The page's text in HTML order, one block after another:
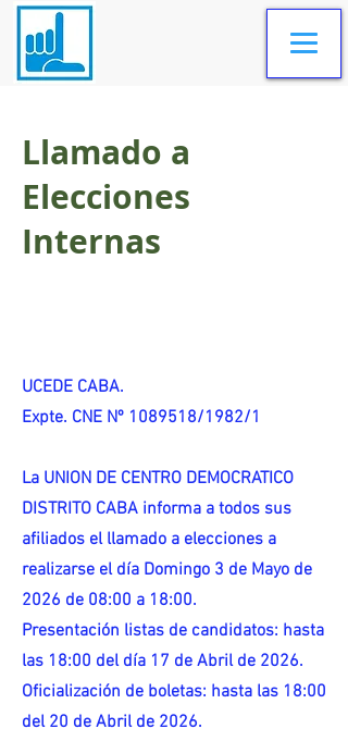
Llamado a
Elecciones
Internas
UCEDE CABA.
Expte. CNE Nº 1089518/1982/1
La UNION DE CENTRO DEMOCRATICO
DISTRITO CABA informa a todos sus
afiliados el llamado a elecciones a
realizarse el día Domingo 3 de Mayo de
2026 de 08:00 a 18:00.
Presentación listas de candidatos: hasta
las 18:00 del día 17 de Abril de 2026.
Oficialización de boletas: hasta las 18:00
del 20 de Abril de 2026.